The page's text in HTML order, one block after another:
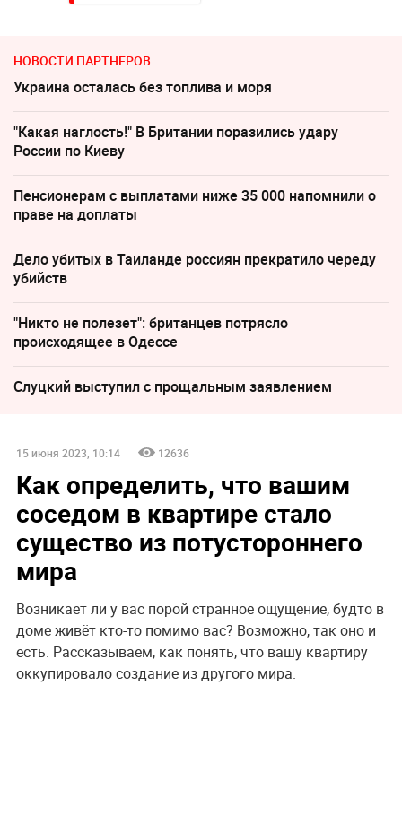
НОВОСТИ ПАРТНЕРОВ
Украина осталась без топлива и моря
"Какая наглость!" В Британии поразились удару
России по Киеву
Пенсионерам с выплатами ниже 35 000 напомнили о
праве на доплаты
Дело убитых в Таиланде россиян прекратило череду
убийств
"Никто не полезет": британцев потрясло
происходящее в Одессе
Слуцкий выступил с прощальным заявлением
15 июня 2023, 10:14 12636
Как определить, что вашим
соседом в квартире стало
существо из потустороннего
мира
Возникает ли у вас порой странное ощущение, будто в
доме живёт кто-то помимо вас? Возможно, так оно и
есть. Рассказываем, как понять, что вашу квартиру
оккупировало создание из другого мира.